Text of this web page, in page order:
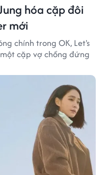
hóa cặp đôi
mới
chính trong OK, Let's
cặp vợ chồng đứng